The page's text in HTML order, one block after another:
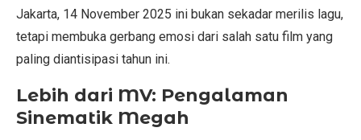
Jakarta, 14 November 2025 ini bukan sekadar merilis lagu,
tetapi membuka gerbang emosi dari salah satu film yang
paling diantisipasi tahun ini.
Lebih dari MV: Pengalaman
Sinematik Megah